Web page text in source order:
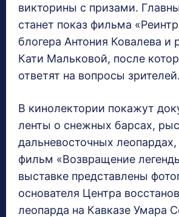
викторины с призами.
станет показ фильма
блогера Антония Ковалева и
Кати Мальковой, после
ответят на вопросы зрителей.
В кинолектории покажут
ленты о снежных барсах,
дальневосточных
фильм «Возвращение
выставке представлены
основателя Центра
леопарда на Кавказе Умара